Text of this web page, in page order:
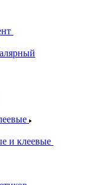
и клеевые